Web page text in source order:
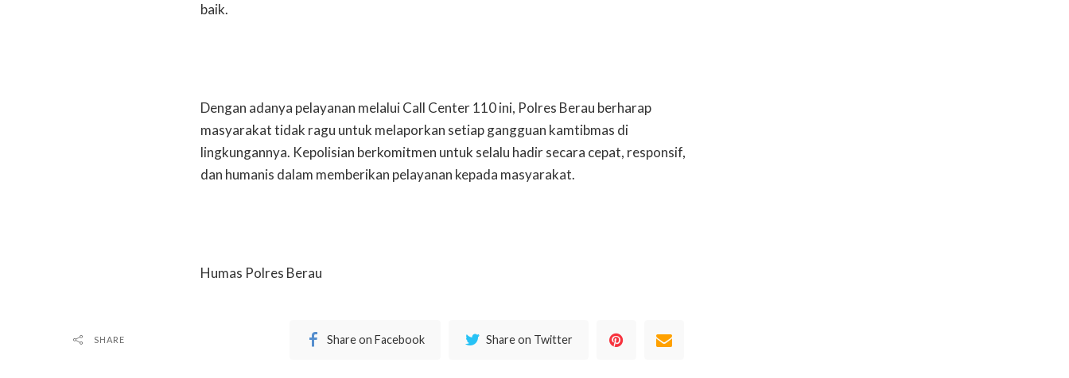
baik.
Dengan adanya pelayanan melalui Call Center 110 ini, Polres Berau berharap
masyarakat tidak ragu untuk melaporkan setiap gangguan kamtibmas di
lingkungannya. Kepolisian berkomitmen untuk selalu hadir secara cepat, responsif,
dan humanis dalam memberikan pelayanan kepada masyarakat.
Humas Polres Berau
SHARE Share on Facebook Share on Twitter